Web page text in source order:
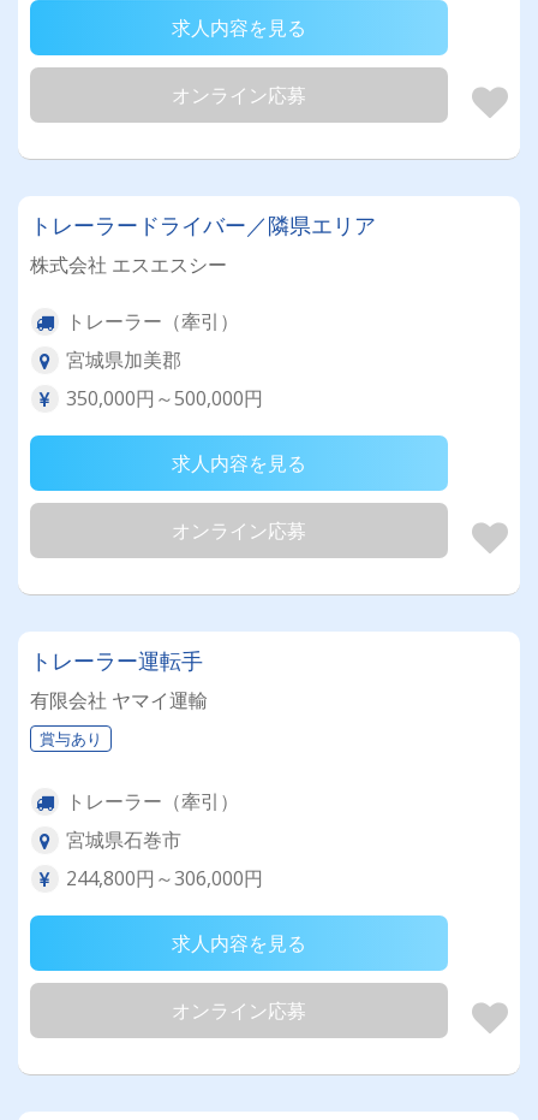
求人内容を見る
オンライン応募
トレーラードライバー／隣県エリア
株式会社 エスエスシー
トレーラー（牽引）
宮城県加美郡
350,000円～500,000円
求人内容を見る
オンライン応募
トレーラー運転手
有限会社 ヤマイ運輸
賞与あり
トレーラー（牽引）
宮城県石巻市
244,800円～306,000円
求人内容を見る
オンライン応募